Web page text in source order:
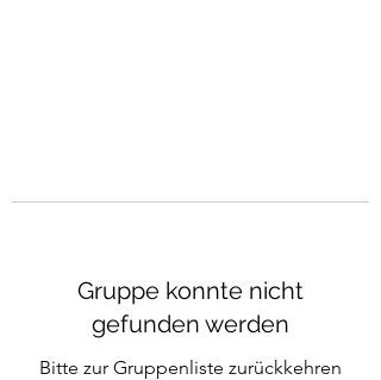
Gruppe konnte nicht
gefunden werden
Bitte zur Gruppenliste zurückkehren